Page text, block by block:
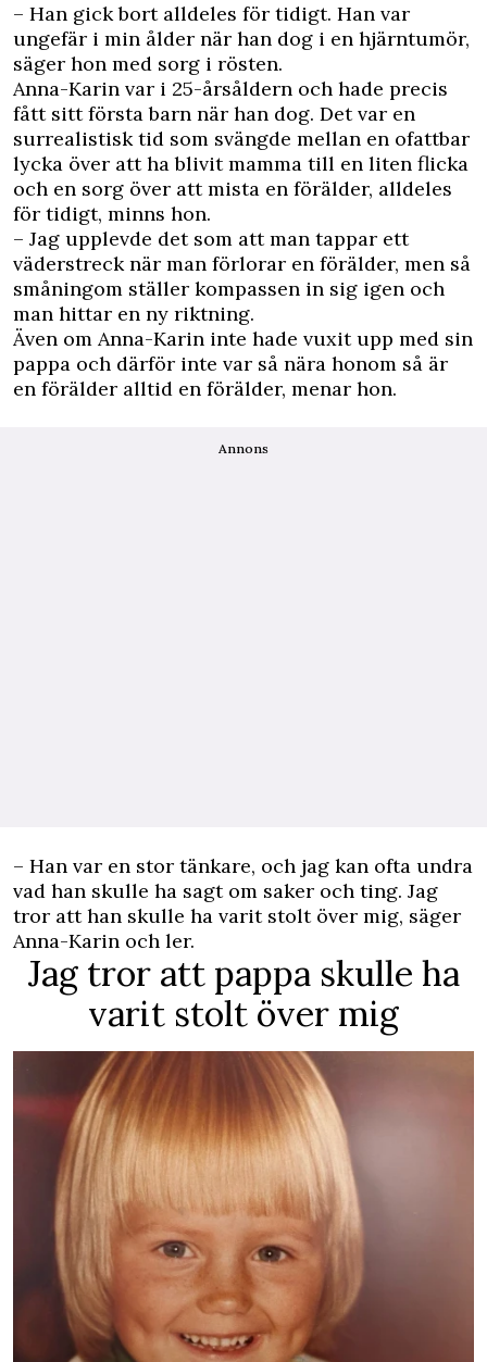
– Han gick bort alldeles för tidigt. Han var
ungefär i min ålder när han dog i en hjärntumör,
säger hon med sorg i rösten.
Anna-Karin var i 25-årsåldern och hade precis
fått sitt första barn när han dog. Det var en
surrealistisk tid som svängde mellan en ofattbar
lycka över att ha blivit mamma till en liten flicka
och en sorg över att mista en förälder, alldeles
för tidigt, minns hon.
– Jag upplevde det som att man tappar ett
väderstreck när man förlorar en förälder, men så
småningom ställer kompassen in sig igen och
man hittar en ny riktning.
Även om Anna-Karin inte hade vuxit upp med sin
pappa och därför inte var så nära honom så är
en förälder alltid en förälder, menar hon.
Annons
– Han var en stor tänkare, och jag kan ofta undra
vad han skulle ha sagt om saker och ting. Jag
tror att han skulle ha varit stolt över mig, säger
Anna-Karin och ler.
Jag tror att pappa skulle ha
varit stolt över mig